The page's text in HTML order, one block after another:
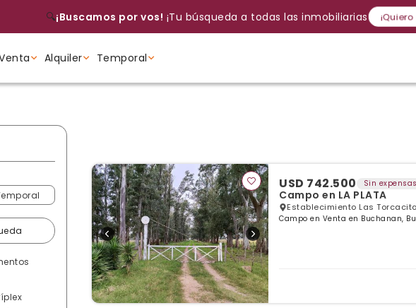
🔍¡Buscamos por vos! ¡Tu búsqueda a todas las inmobiliarias!
Alquiler Temporal
Cancelar Si, eliminar
Gracias
USD 742.500 Sin expensas
Campo en LA PLATA
Establecimiento Las
Campo en Venta en Buchanan,